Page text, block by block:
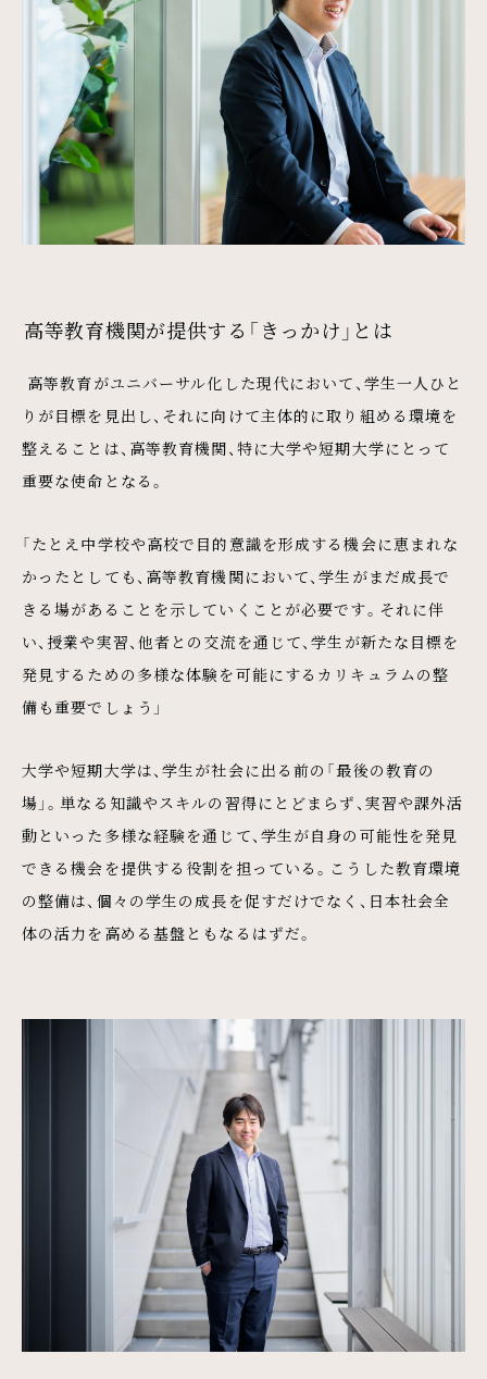
高等教育機関が提供する「きっかけ」とは
高等教育がユニバーサル化した現代において、学生一人ひと
りが目標を見出し、それに向けて主体的に取り組める環境を
整えることは、高等教育機関、特に大学や短期大学にとって
重要な使命となる。
「たとえ中学校や高校で目的意識を形成する機会に恵まれな
かったとしても、高等教育機関において、学生がまだ成長で
きる場があることを示していくことが必要です。それに伴
い、授業や実習、他者との交流を通じて、学生が新たな目標を
発見するための多様な体験を可能にするカリキュラムの整
備も重要でしょう」
大学や短期大学は、学生が社会に出る前の「最後の教育の
場」。単なる知識やスキルの習得にとどまらず、実習や課外活
動といった多様な経験を通じて、学生が自身の可能性を発見
できる機会を提供する役割を担っている。こうした教育環境
の整備は、個々の学生の成長を促すだけでなく、日本社会全
体の活力を高める基盤ともなるはずだ。